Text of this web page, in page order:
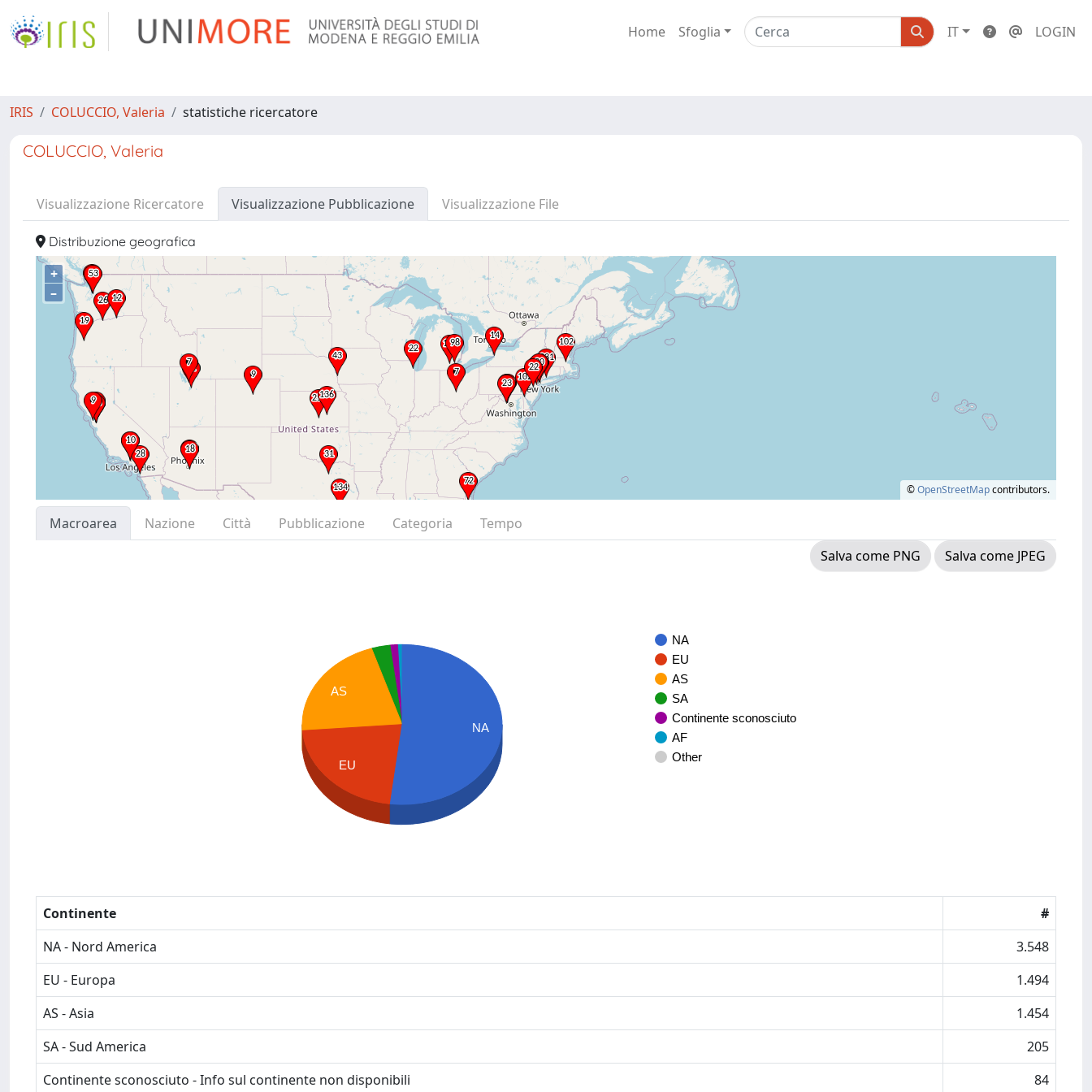
Home Sfoglia IT LOGIN
IRIS COLUCCIO, Valeria statistiche ricercatore
COLUCCIO, Valeria
Visualizzazione Ricercatore Visualizzazione Pubblicazione Visualizzazione File
Distribuzione geografica
+
–
©OpenStreetMapcontributors.
Macroarea Nazione Città Pubblicazione Categoria
Tempo
Salva come PNG
Salva come JPEG
NA
EU
AS
SA
Continente sconosciuto
AF
Other
AS
EU
NA
Continente
#
NA - Nord America
3.548
EU - Europa
1.494
AS - Asia
1.454
SA - Sud America
205
Continente sconosciuto - Info sul continente non disponibili
84